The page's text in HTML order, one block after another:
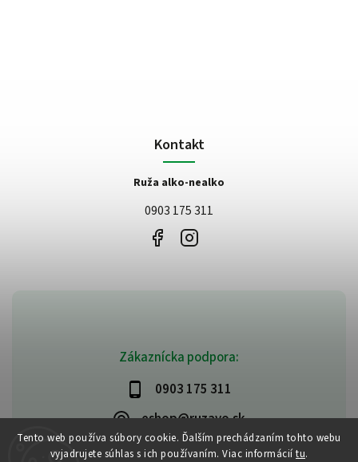
Tento web používa súbory cookie. Ďalším prechádzaním tohto webu
vyjadrujete súhlas s ich používaním. Viac informácií tu.
Zákaznícka podpora:
0903 175 311
eshop@ruzavo.sk
Kontakt
Ruža alko-nealko
0903 175 311